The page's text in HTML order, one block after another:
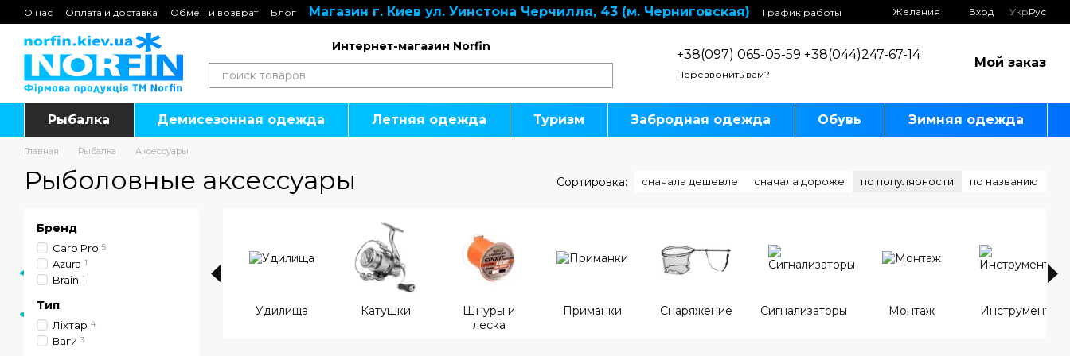
Перейти к основному контенту
О нас Оплата и доставка Обмен и возврат Блог Магазин г. Киев ул. Уинстона Черчилля, 43 (м. Черниговская)
График работы
Подарочные сертификаты
Желания Вход УкрРус
Интернет-магазин Norfin
+38(097) 065-05-59 +38(044)247-67-14
Перезвонить вам?
Мой заказ
Рыбалка Демисезонная одежда Летняя одежда Туризм Забродная одежда Обувь Зимняя одежда
Главная Рыбалка Аксессуары
Рыболовные аксессуары Сортировка: сначала дешевле сначала дороже по популярности по названию
Удилища Катушки
Шнуры и
леска
Приманки Снаряжение Сигнализаторы Монтаж Инструмент
Бренд
Carp Pro 5
Azura 1
Brain 1
Тип
Ліхтар 4
Ваги 3